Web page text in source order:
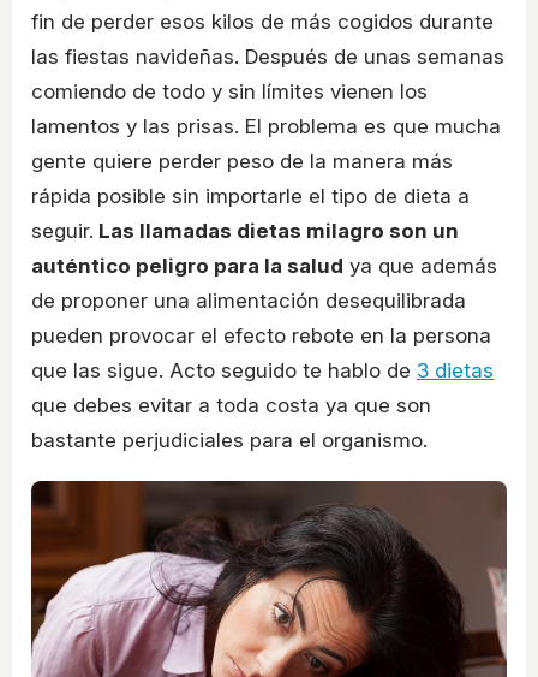
fin de perder esos kilos de más cogidos durante
las fiestas navideñas. Después de unas semanas
comiendo de todo y sin límites vienen los
lamentos y las prisas. El problema es que mucha
gente quiere perder peso de la manera más
rápida posible sin importarle el tipo de dieta a
seguir. Las llamadas dietas milagro son un
auténtico peligro para la salud ya que además
de proponer una alimentación desequilibrada
pueden provocar el efecto rebote en la persona
que las sigue. Acto seguido te hablo de 3 dietas
que debes evitar a toda costa ya que son
bastante perjudiciales para el organismo.